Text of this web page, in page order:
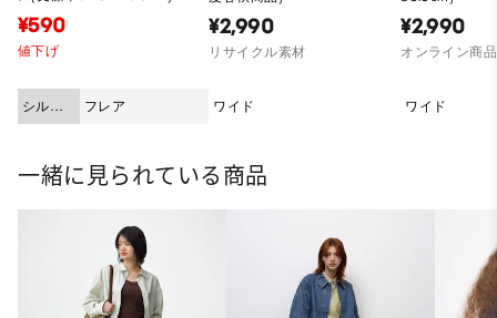
¥590
値下げ
シルエ
ット
フレア
¥2,990
リサイクル素材
ワイド
¥2,990
オンライン商品
ワイド
一緒に見られている商品